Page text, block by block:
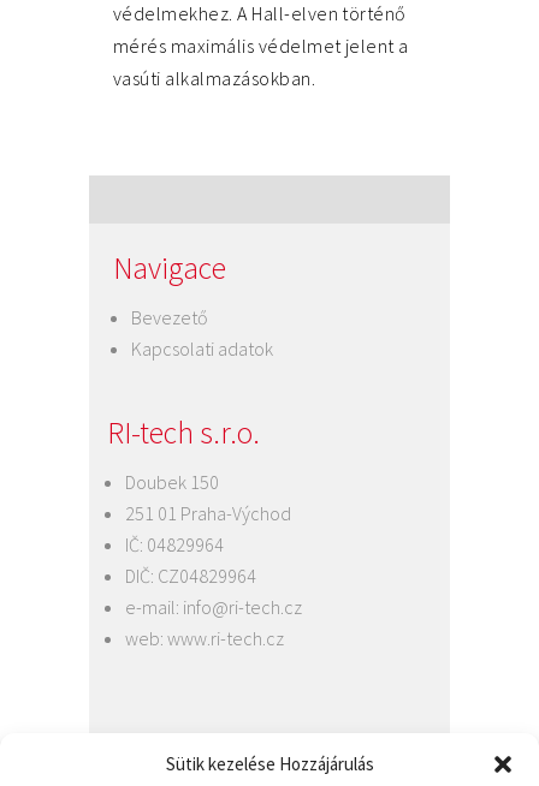
Sütik kezelése Hozzájárulás
védelmekhez. A Hall-elven történő
mérés maximális védelmet jelent a
vasúti alkalmazásokban.
Navigace
Bevezető
Kapcsolati adatok
RI-tech s.r.o.
Doubek 150
251 01 Praha-Východ
IČ: 04829964
DIČ: CZ04829964
e-mail: info@ri-tech.cz
web: www.ri-tech.cz
Jiří Felgr